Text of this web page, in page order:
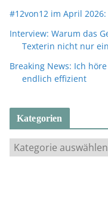
#12von12 im April
Interview: Warum das
Texterin nicht nur
Breaking News: Ich
endlich effizient
Kategorien
a